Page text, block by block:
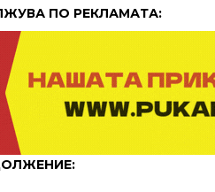
ПО РЕКЛАМАТА: